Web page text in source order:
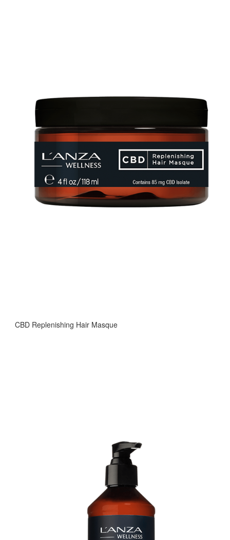
CBD Replenishing Hair Masque